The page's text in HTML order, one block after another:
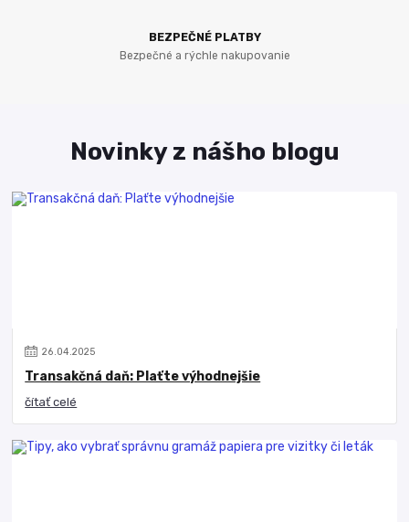
BEZPEČNÉ PLATBY
Bezpečné a rýchle nakupovanie
Novinky z nášho blogu
26.04.2025
Transakčná daň: Plaťte výhodnejšie
čítať celé